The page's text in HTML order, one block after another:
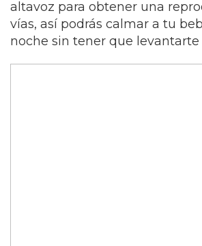
altavoz para obtener una
vías, así podrás calmar a tu
noche sin tener que levantarte